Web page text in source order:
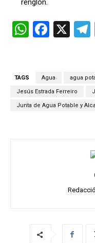
renglón.
W
A
p
F
b
o
o
X
TAGS Agua agua
Jesús Estrada Ferreiro
Junta de Agua Potable y